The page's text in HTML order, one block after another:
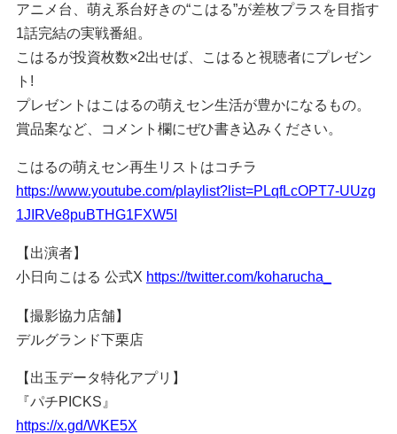
アニメ台、萌え系台好きの“こはる”が差枚プラスを目指す
1話完結の実戦番組。
こはるが投資枚数×2出せば、こはると視聴者にプレゼン
ト!
プレゼントはこはるの萌えセン生活が豊かになるもの。
賞品案など、コメント欄にぜひ書き込みください。
こはるの萌えセン再生リストはコチラ
https://www.youtube.com/playlist?list=PLqfLcOPT7-UUzg
1JIRVe8puBTHG1FXW5I
【出演者】
小日向こはる 公式X https://twitter.com/koharucha_
【撮影協力店舗】
デルグランド下栗店
【出玉データ特化アプリ】
『パチPICKS』
https://x.gd/WKE5X